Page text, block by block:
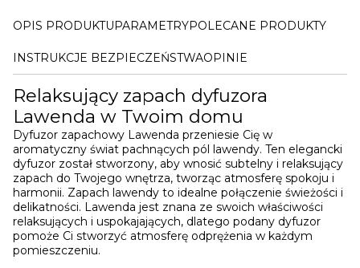
OPIS PRODUKTU PARAMETRYPOLECANE PRODUKTY
INSTRUKCJE BEZPIECZEŃSTWAOPINIE
Relaksujący zapach dyfuzora
Lawenda w Twoim domu
Dyfuzor zapachowy Lawenda przeniesie Cię w
aromatyczny świat pachnących pól lawendy. Ten elegancki
dyfuzor został stworzony, aby wnosić subtelny i relaksujący
zapach do Twojego wnętrza, tworząc atmosferę spokoju i
harmonii. Zapach lawendy to idealne połączenie świeżości i
delikatności. Lawenda jest znana ze swoich właściwości
relaksujących i uspokajających, dlatego podany dyfuzor
pomoże Ci stworzyć atmosferę odprężenia w każdym
pomieszczeniu.